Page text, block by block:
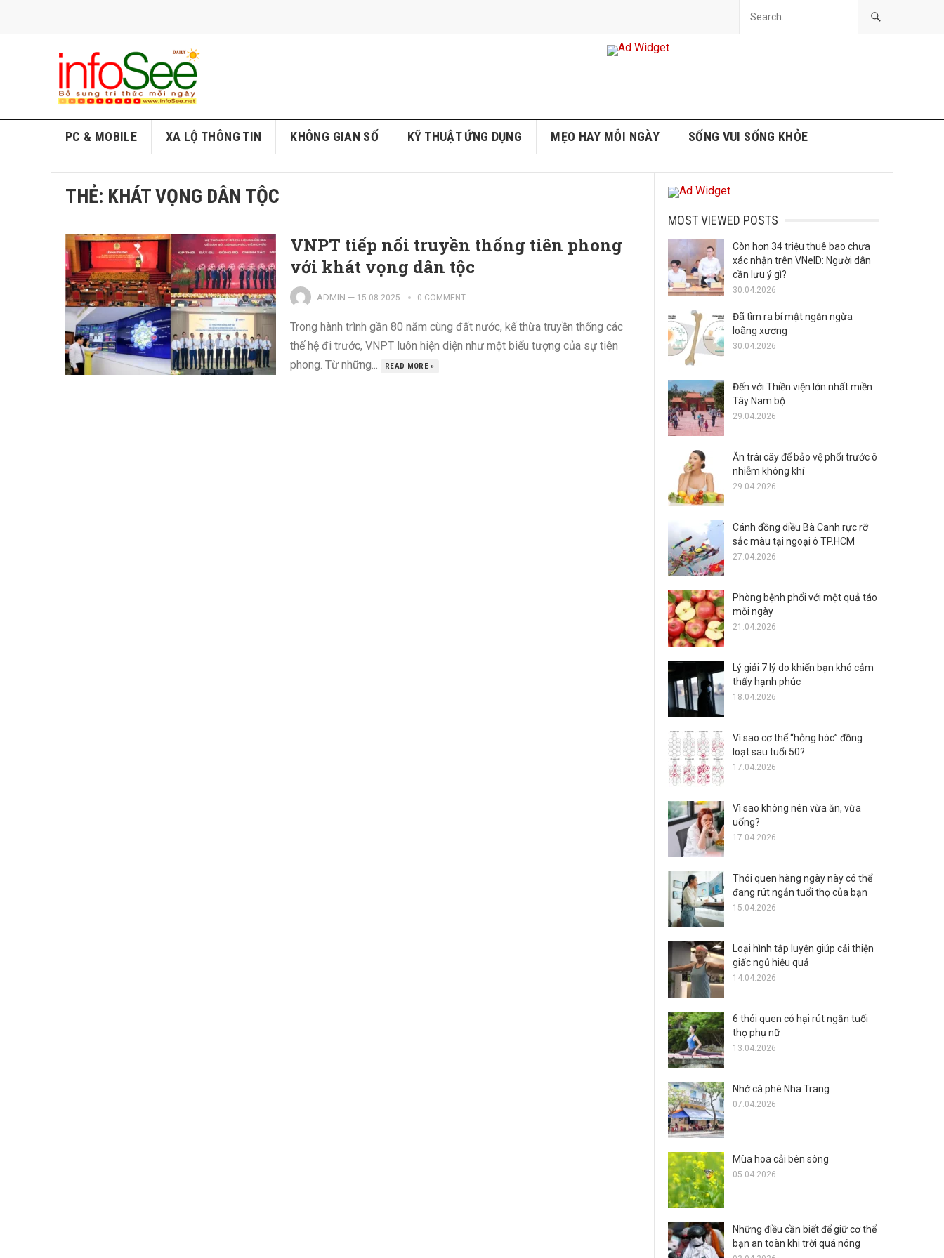
PC & MOBILE XA LỘ THÔNG TIN KHÔNG GIAN SỐ KỸ THUẬT ỨNG DỤNG MẸO HAY MỖI NGÀY SỐNG VUI SỐNG KHỎE
THẺ: KHÁT VỌNG DÂN TỘC
VNPT tiếp nối truyền thống tiên phong
với khát vọng dân tộc
ADMIN — 15.08.2025 0 COMMENT
Trong hành trình gần 80 năm cùng đất nước, kế thừa truyền thống các
thế hệ đi trước, VNPT luôn hiện diện như một biểu tượng của sự tiên
phong. Từ những...
READ MORE »
MOST VIEWED POSTS
Còn hơn 34 triệu thuê bao chưa
xác nhận trên VNeID: Người dân
cần lưu ý gì?
30.04.2026
Đã tìm ra bí mật ngăn ngừa
loãng xương
30.04.2026
Đến với Thiền viện lớn nhất miền
Tây Nam bộ
29.04.2026
Ăn trái cây để bảo vệ phổi trước ô
nhiễm không khí
29.04.2026
Cánh đồng diều Bà Canh rực rỡ
sắc màu tại ngoại ô TP.HCM
27.04.2026
Phòng bệnh phổi với một quả táo
mỗi ngày
21.04.2026
Lý giải 7 lý do khiến bạn khó cảm
thấy hạnh phúc
18.04.2026
Vì sao cơ thể “hỏng hóc” đồng
loạt sau tuổi 50?
17.04.2026
Vì sao không nên vừa ăn, vừa
uống?
17.04.2026
Thói quen hàng ngày này có thể
đang rút ngắn tuổi thọ của bạn
15.04.2026
Loại hình tập luyện giúp cải thiện
giấc ngủ hiệu quả
14.04.2026
6 thói quen có hại rút ngắn tuổi
thọ phụ nữ
13.04.2026
Nhớ cà phê Nha Trang
07.04.2026
Mùa hoa cải bên sông
05.04.2026
Những điều cần biết để giữ cơ thể
bạn an toàn khi trời quá nóng